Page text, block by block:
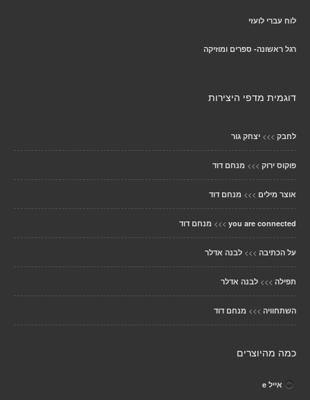
לוח עברי לועזי
רגל ראשונה- ספרים ומוזיקה
דוגמית מדפי היצירות
לחבק >>> יצחק גור
פוקוס ירוק >>> מנחם דוד
אוצר מילים >>> מנחם דוד
you are connected
>>> מנחם דוד
על הכתיבה >>> לבנה אדלר
תפילה >>> לבנה אדלר
השתחוויה >>> מנחם דוד
כמה מהיוצרים
אייל e